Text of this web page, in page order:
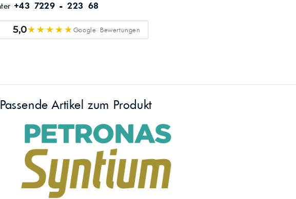
+43 7229 - 223 68
5,0★★★★★Google Bewertungen
Passende Artikel zum Produkt